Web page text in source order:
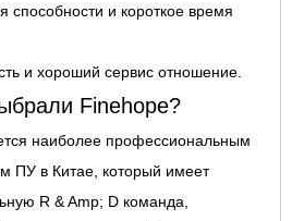
способности и короткое время
и хороший сервис отношение.
Finehope?
наиболее профессиональным
ПУ в Китае, который имеет
R & Amp; D команда,